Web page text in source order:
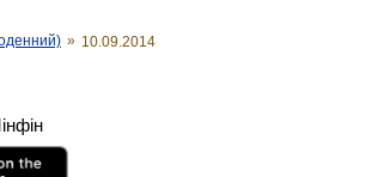
» 10.09.2014